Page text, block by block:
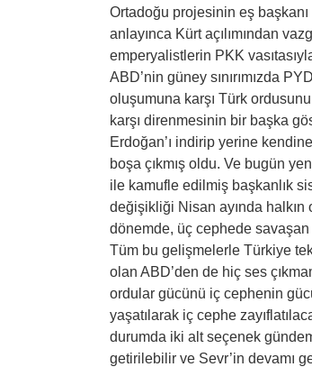
Ortadoğu projesinin eş
anlayınca Kürt açılımından
emperyalistlerin PKK
ABD’nin güney sınırımızda
oluşumuna karşı Türk
karşı direnmesinin bir başka
Erdoğan’ı indirip yerine
boşa çıkmış oldu. Ve bugün
ile kamufle edilmiş başkanlık
değişikliği Nisan ayında
dönemde, üç cephede savaşan
Tüm bu gelişmelerle Türkiye
olan ABD’den de hiç ses
ordular gücünü iç cephenin
yaşatılarak iç cephe
durumda iki alt seçenek
getirilebilir ve Sevr’in devamı